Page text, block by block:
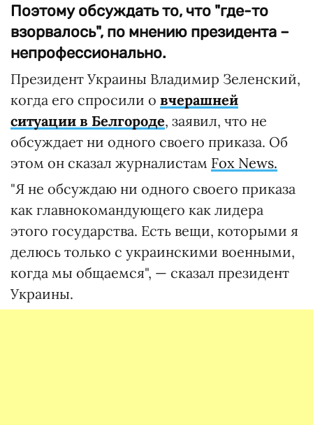
Поэтому обсуждать то, что "где-то
взорвалось", по мнению президента –
непрофессионально.
Президент Украины Владимир Зеленский,
когда его спросили о вчерашней
ситуации в Белгороде, заявил, что не
обсуждает ни одного своего приказа. Об
этом он сказал журналистам Fox News.
"Я не обсуждаю ни одного своего приказа
как главнокомандующего как лидера
этого государства. Есть вещи, которыми я
делюсь только с украинскими военными,
когда мы общаемся", — сказал президент
Украины.